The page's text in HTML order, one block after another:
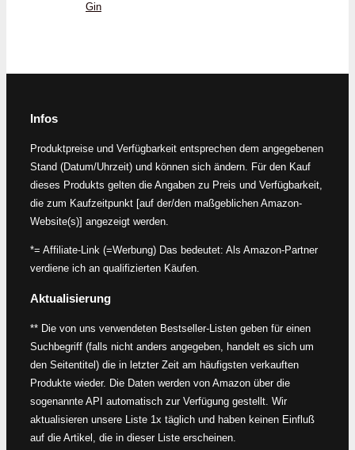
Gin
Infos
Produktpreise und Verfügbarkeit entsprechen dem angegebenen
Stand (Datum/Uhrzeit) und können sich ändern. Für den Kauf
dieses Produkts gelten die Angaben zu Preis und Verfügbarkeit,
die zum Kaufzeitpunkt [auf der/den maßgeblichen Amazon-
Website(s)] angezeigt werden.
*= Affiliate-Link (=Werbung) Das bedeutet: Als Amazon-Partner
verdiene ich an qualifizierten Käufen.
Aktualisierung
** Die von uns verwendeten Bestseller-Listen geben für einen
Suchbegriff (falls nicht anders angegeben, handelt es sich um
den Seitentitel) die in letzter Zeit am häufigsten verkauften
Produkte wieder. Die Daten werden von Amazon über die
sogenannte API automatisch zur Verfügung gestellt. Wir
aktualisieren unsere Liste 1x täglich und haben keinen Einfluß
auf die Artikel, die in dieser Liste erscheinen.